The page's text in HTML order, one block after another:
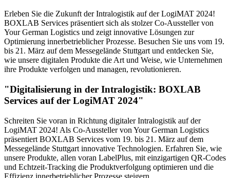
Erleben Sie die Zukunft der Intralogistik auf der LogiMAT 2024!
BOXLAB Services präsentiert sich als stolzer Co-Aussteller von
Your German Logistics und zeigt innovative Lösungen zur
Optimierung innerbetrieblicher Prozesse. Besuchen Sie uns vom 19.
bis 21. März auf dem Messegelände Stuttgart und entdecken Sie,
wie unsere digitalen Produkte die Art und Weise, wie Unternehmen
ihre Produkte verfolgen und managen, revolutionieren.
"Digitalisierung in der Intralogistik: BOXLAB
Services auf der LogiMAT 2024"
Schreiten Sie voran in Richtung digitaler Intralogistik auf der
LogiMAT 2024! Als Co-Aussteller von Your German Logistics
präsentiert BOXLAB Services vom 19. bis 21. März auf dem
Messegelände Stuttgart innovative Technologien. Erfahren Sie, wie
unsere Produkte, allen voran LabelPlus, mit einzigartigen QR-Codes
und Echtzeit-Tracking die Produktverfolgung optimieren und die
Effizienz innerbetrieblicher Prozesse steigern.